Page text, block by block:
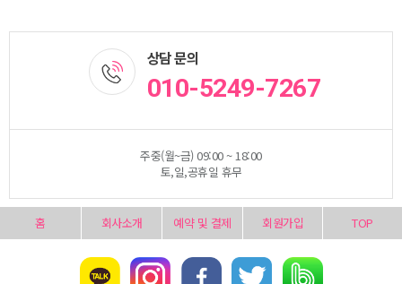
상담 문의
010-5249-7267
주중(월~금) 09:00 ~ 18:00
토,일,공휴일 휴무
홈 회사소개 예약 및 결제 회원가입 TOP